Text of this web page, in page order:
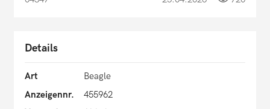
Details
Art
Beagle
Anzeigennr.
455962